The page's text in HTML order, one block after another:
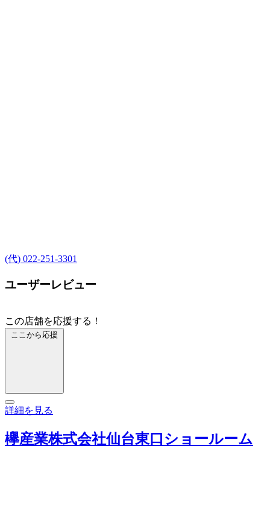
(代) 022-251-3301
ユーザーレビュー
この店舗を応援する！
ここから応援
詳細を見る
欅産業株式会社仙台東口ショールーム